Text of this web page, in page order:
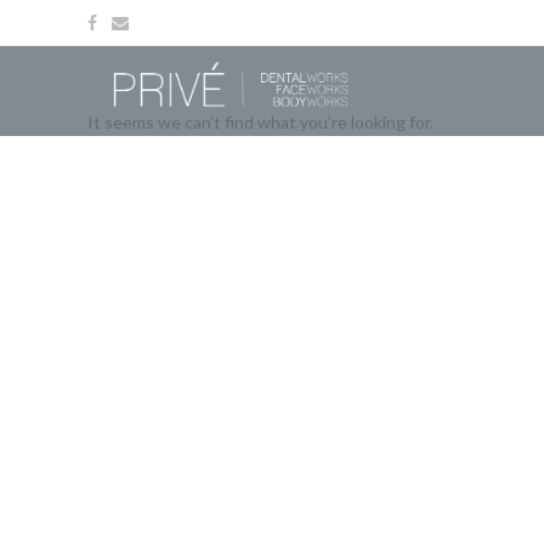
It seems we can’t find what you’re looking for.